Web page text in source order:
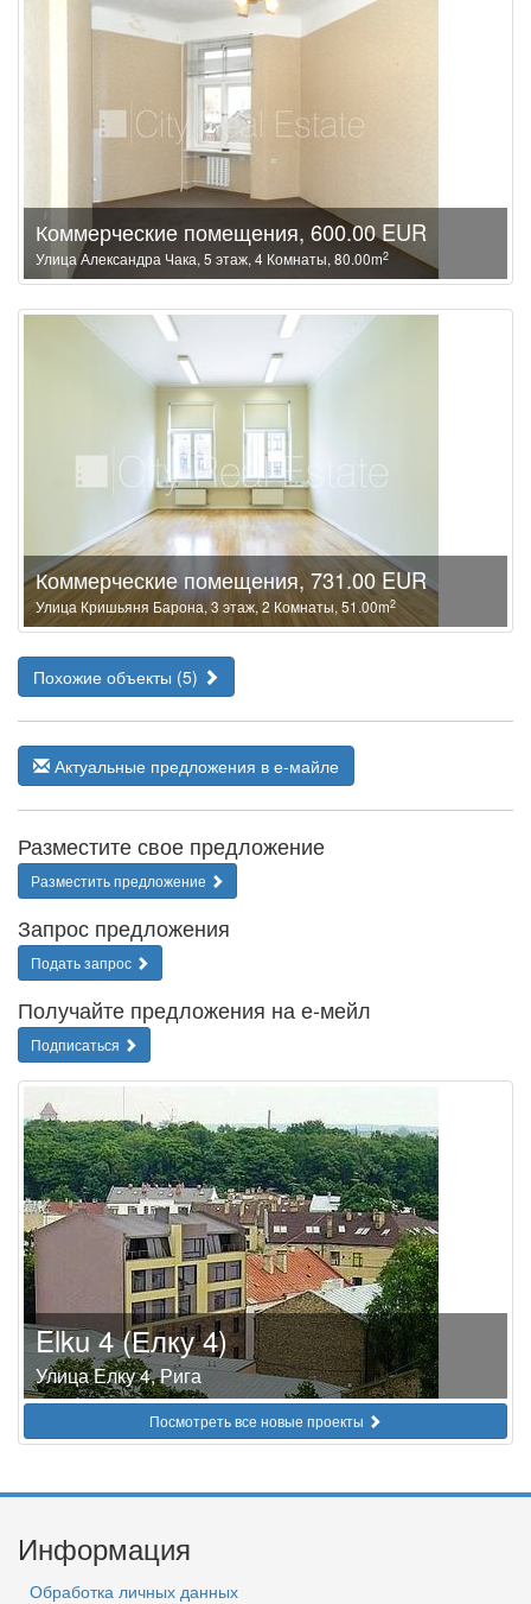
Коммерческие помещения, 600.00 EUR
Улица Александра Чака, 5 этаж, 4 Комнаты, 80.00m2
Коммерческие помещения, 731.00 EUR
Улица Кришьяня Барона, 3 этаж, 2 Комнаты, 51.00m2
Похожие объекты (5)
Актуальные предложения в е-майле
Разместите свое предложение
Разместить предложение
Запрос предложения
Подать запрос
Получайте предложения на е-мейл
Подписаться
Elku 4 (Елку 4)
Улица Елку 4, Рига
Посмотреть все новые проекты
Информация
Обработка личных данных